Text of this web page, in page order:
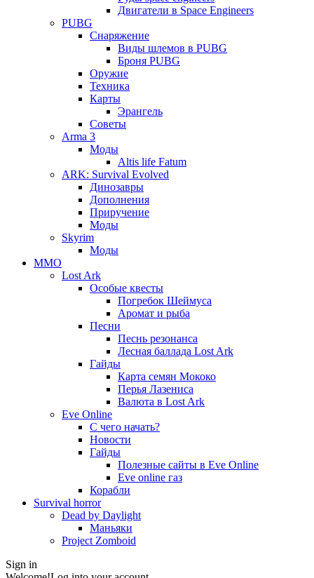
Двигатели в Space Engineers
PUBG
Снаряжение
Виды шлемов в PUBG
Броня PUBG
Оружие
Техника
Карты
Эрангель
Советы
Arma 3
Моды
Altis life Fatum
ARK: Survival Evolved
Динозавры
Дополнения
Приручение
Моды
Skyrim
Моды
ММО
Lost Ark
Особые квесты
Погребок Шеймуса
Аромат и рыба
Песни
Песнь резонанса
Лесная баллада Lost Ark
Гайды
Карта семян Мококо
Перья Лазениса
Валюта в Lost Ark
Eve Online
С чего начать?
Новости
Гайды
Полезные сайты в Eve Online
Eve online газ
Корабли
Survival horror
Dead by Daylight
Маньяки
Project Zomboid
Sign in